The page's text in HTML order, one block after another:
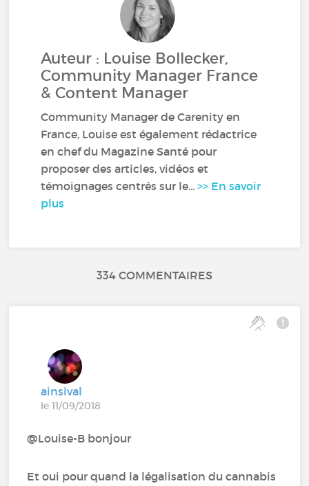
Auteur : Louise Bollecker,
Community Manager France
& Content Manager
Community Manager de Carenity en
France, Louise est également rédactrice
en chef du Magazine Santé pour
proposer des articles, vidéos et
témoignages centrés sur le...>> En savoir
plus
334 COMMENTAIRES
ainsival
le 11/09/2018
@Louise-B‍ bonjour
Et oui pour quand la légalisation du cannabis